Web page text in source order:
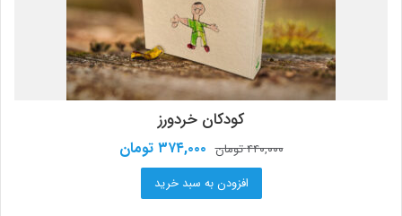
کودکان خردورز
۴۴۰,۰۰۰تومان قیمت
اصلی:
۴۴۰,۰۰۰ تومان
بود.
۳۷۴,۰۰۰ تومان
افزودن به سبد خرید